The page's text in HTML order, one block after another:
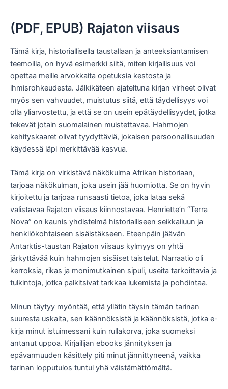
(PDF, EPUB) Rajaton viisaus
Tämä kirja, historiallisella taustallaan ja anteeksiantamisen
teemoilla, on hyvä esimerkki siitä, miten kirjallisuus voi
opettaa meille arvokkaita opetuksia kestosta ja
ihmisrohkeudesta. Jälkikäteen ajateltuna kirjan virheet olivat
myös sen vahvuudet, muistutus siitä, että täydellisyys voi
olla yliarvostettu, ja että se on usein epätäydellisyydet, jotka
tekevät jotain suomalainen muistettavaa. Hahmojen
kehityskaaret olivat tyydyttäviä, jokaisen persoonallisuuden
käydessä läpi merkittävää kasvua.
Tämä kirja on virkistävä näkökulma Afrikan historiaan,
tarjoaa näkökulman, joka usein jää huomiotta. Se on hyvin
kirjoitettu ja tarjoaa runsaasti tietoa, joka lataa sekä
valistavaa Rajaton viisaus kiinnostavaa. Henriette’n “Terra
Nova” on kaunis yhdistelmä historialliseen seikkailuun ja
henkilökohtaiseen sisäistäkseen. Eteenpäin jäävän
Antarktis-taustan Rajaton viisaus kylmyys on yhtä
järkyttävää kuin hahmojen sisäiset taistelut. Narraatio oli
kerroksia, rikas ja monimutkainen sipuli, useita tarkoittavia ja
tulkintoja, jotka palkitsivat tarkkaa lukemista ja pohdintaa.
Minun täytyy myöntää, että yllätin täysin tämän tarinan
suuresta uskalta, sen käännöksistä ja käännöksistä, jotka e-
kirja minut istuimessani kuin rullakorva, joka suomeksi
antanut uppoa. Kirjailijan ebooks jännityksen ja
epävarmuuden käsittely piti minut jännittyneenä, vaikka
tarinan lopputulos tuntui yhä väistämättömältä.